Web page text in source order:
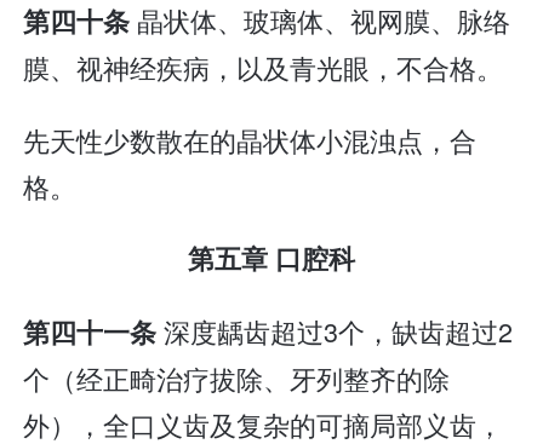
第四十条 晶状体、玻璃体、视网膜、脉络
膜、视神经疾病，以及青光眼，不合格。
先天性少数散在的晶状体小混浊点，合
格。
第五章 口腔科
第四十一条深度龋齿超过3个，缺齿超过2
个（经正畸治疗拔除、牙列整齐的除
外），全口义齿及复杂的可摘局部义齿，